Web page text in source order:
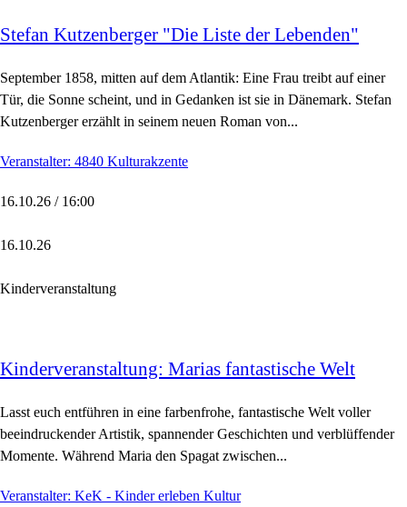
Stefan Kutzenberger "Die Liste der Lebenden"
September 1858, mitten auf dem Atlantik: Eine Frau treibt auf einer
Tür, die Sonne scheint, und in Gedanken ist sie in Dänemark. Stefan
Kutzenberger erzählt in seinem neuen Roman von...
Veranstalter: 4840 Kulturakzente
16.10.26 / 16:00
16.10.26
Kinderveranstaltung
Kinderveranstaltung: Marias fantastische Welt
Lasst euch entführen in eine farbenfrohe, fantastische Welt voller
beeindruckender Artistik, spannender Geschichten und verblüffender
Momente. Während Maria den Spagat zwischen...
Veranstalter: KeK - Kinder erleben Kultur